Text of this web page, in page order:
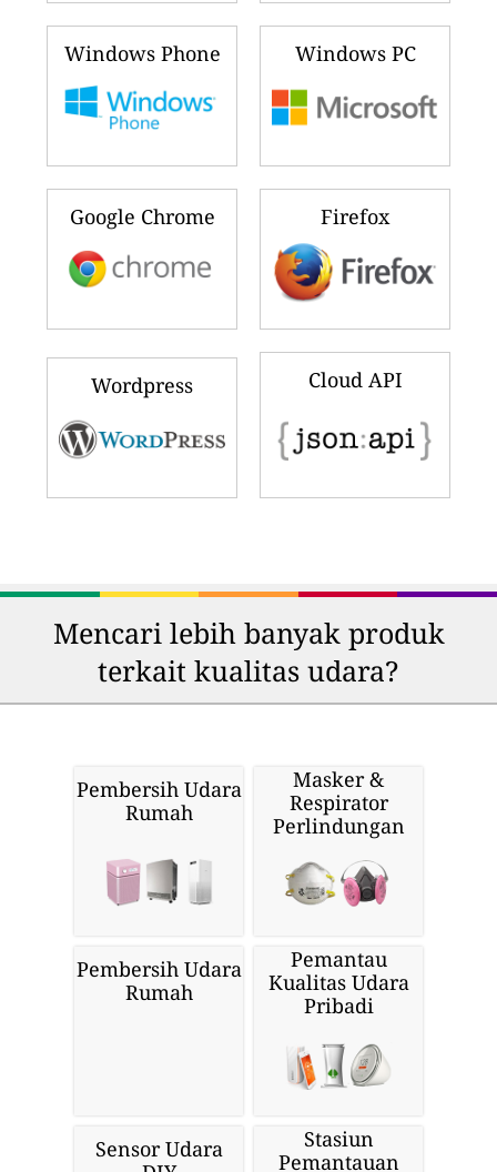
Windows Phone Windows PC
Google Chrome Firefox
Wordpress Cloud API
Mencari lebih banyak produk
terkait kualitas udara?
Pembersih Udara
Rumah
Masker &
Respirator
Perlindungan
Pembersih Udara
Rumah
Pemantau
Kualitas Udara
Pribadi
Sensor Udara
Stasiun
Pemantauan